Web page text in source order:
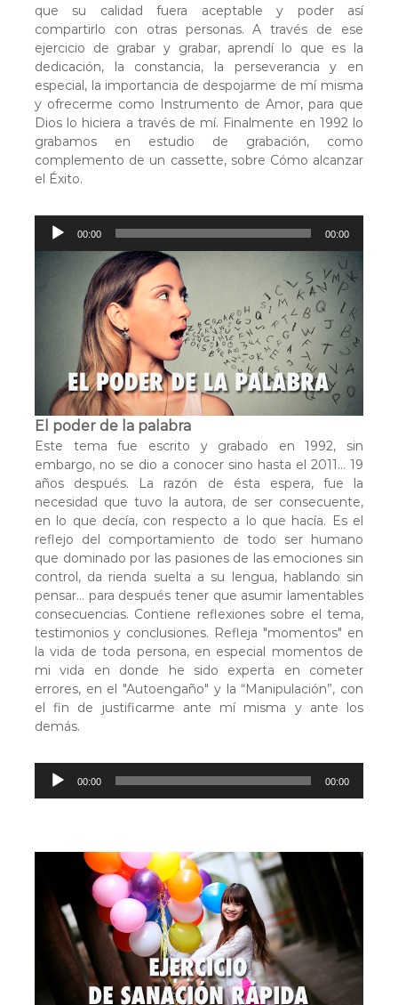
que su calidad fuera aceptable y poder así
compartirlo con otras personas. A través de ese
ejercicio de grabar y grabar, aprendí lo que es la
dedicación, la constancia, la perseverancia y en
especial, la importancia de despojarme de mí misma
y ofrecerme como Instrumento de Amor, para que
Dios lo hiciera a través de mí. Finalmente en 1992 lo
grabamos en estudio de grabación, como
complemento de un cassette, sobre Cómo alcanzar
el Éxito.
d
e
a
u
d
i
o
00:00 00:00
El poder de la palabra
Este tema fue escrito y grabado en 1992, sin
embargo, no se dio a conocer sino hasta el 2011… 19
años después. La razón de ésta espera, fue la
necesidad que tuvo la autora, de ser consecuente,
en lo que decía, con respecto a lo que hacía. Es el
reflejo del comportamiento de todo ser humano
que dominado por las pasiones de las emociones sin
control, da rienda suelta a su lengua, hablando sin
pensar... para después tener que asumir lamentables
consecuencias. Contiene reflexiones sobre el tema,
testimonios y conclusiones. Refleja "momentos" en
la vida de toda persona, en especial momentos de
mi vida en donde he sido experta en cometer
errores, en el "Autoengaño" y la “Manipulación”, con
el fin de justificarme ante mí misma y ante los
demás.
00:00 00:00